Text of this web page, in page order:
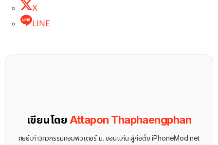
X
LINE
เขียนโดย Attapon Thaphaengphan
ศิษย์เก่าวิศวกรรมคอมพิวเตอร์ ม. ขอนแก่น ผู้ก่อตั้ง iPhoneMod.net